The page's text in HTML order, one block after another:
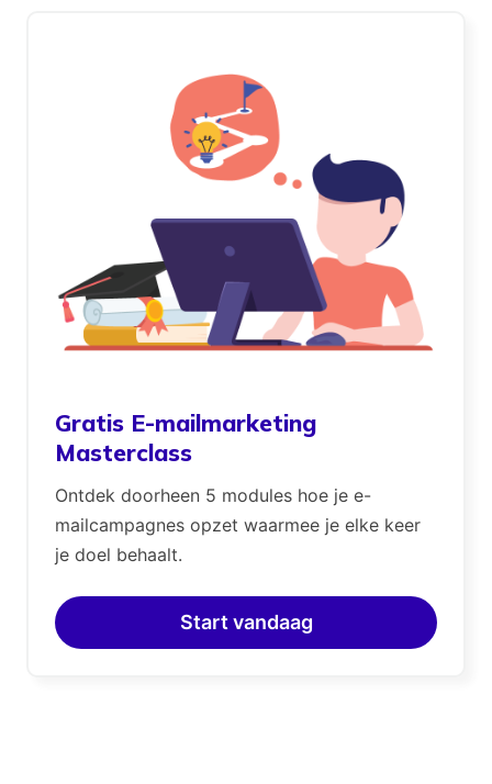
Gratis E-mailmarketing
Masterclass
Ontdek doorheen 5 modules hoe je e-
mailcampagnes opzet waarmee je elke keer
je doel behaalt.
Start vandaag